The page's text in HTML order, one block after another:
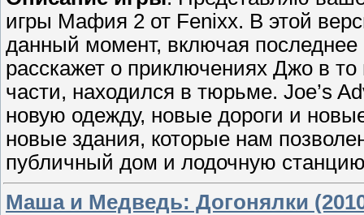
игры Мафия 2 от Fenixx. В этой
данный момент, включая
расскажет о приключениях Джо в
части, находился в тюрьме. Joe’s
новую одежду, новые дороги и
новые здания, которые нам
публичный дом и лодочную
Маша и Медведь: Догонялки